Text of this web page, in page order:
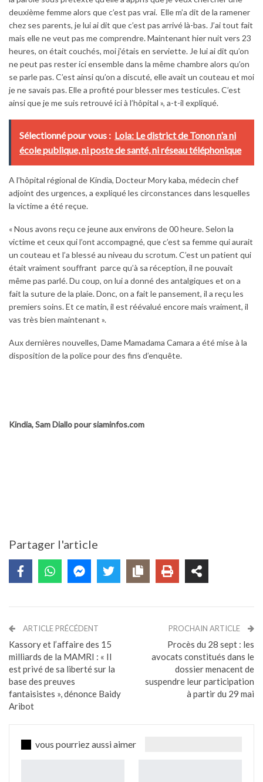
deuxième femme alors que c’est pas vrai. Elle m’a dit de la ramener
chez ses parents, je lui ai dit que c’est pas arrivé là-bas. J’ai tout fait
mais elle ne veut pas me comprendre. Maintenant hier nuit vers 23
heures, on était couchés, moi j’étais en serviette. Je lui ai dit qu’on
ne peut pas rester ici ensemble dans la même chambre alors qu’on
se parle pas. C’est ainsi qu’on a discuté, elle avait un couteau et moi
je ne savais pas. Elle a profité pour blesser mes testicules. C’est
ainsi que je me suis retrouvé ici à l’hôpital », a-t-il expliqué.
Sélectionné pour vous : Lola: Le district de Tonon n'a ni
école publique, ni poste de santé, ni réseau téléphonique
A l’hôpital régional de Kindia, Docteur Mory kaba, médecin chef
adjoint des urgences, a expliqué les circonstances dans lesquelles
la victime a été reçue.
« Nous avons reçu ce jeune aux environs de 00 heure. Selon la
victime et ceux qui l’ont accompagné, que c’est sa femme qui aurait
un couteau et l’a blessé au niveau du scrotum. C’est un patient qui
était vraiment souffrant parce qu’à sa réception, il ne pouvait
même pas parlé. Du coup, on lui a donné des antalgiques et on a
fait la suture de la plaie. Donc, on a fait le pansement, il a reçu les
premiers soins. Et ce matin, il est réévalué encore mais vraiment, il
vas très bien maintenant ».
Aux dernières nouvelles, Dame Mamadama Camara a été mise à la
disposition de la police pour des fins d’enquête.
Kindia, Sam Diallo pour siaminfos.com
Partager l'article
ARTICLE PRÉCÉDENT
Kassory et l’affaire des 15
milliards de la MAMRI : « Il
est privé de sa liberté sur la
base des preuves
fantaisistes », dénonce Baidy
Aribot
PROCHAIN ARTICLE
Procès du 28 sept : les
avocats constitués dans le
dossier menacent de
suspendre leur participation
à partir du 29 mai
vous pourriez aussi aimer